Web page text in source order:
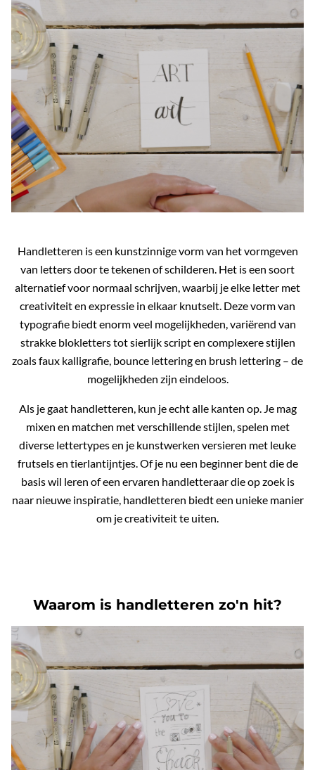
Handletteren is een kunstzinnige vorm van het vormgeven
van letters door te tekenen of schilderen. Het is een soort
alternatief voor normaal schrijven, waarbij je elke letter met
creativiteit en expressie in elkaar knutselt. Deze vorm van
typografie biedt enorm veel mogelijkheden, variërend van
strakke blokletters tot sierlijk script en complexere stijlen
zoals faux kalligrafie, bounce lettering en brush lettering – de
mogelijkheden zijn eindeloos.
Als je gaat handletteren, kun je echt alle kanten op. Je mag
mixen en matchen met verschillende stijlen, spelen met
diverse lettertypes en je kunstwerken versieren met leuke
frutsels en tierlantijntjes. Of je nu een beginner bent die de
basis wil leren of een ervaren handletteraar die op zoek is
naar nieuwe inspiratie, handletteren biedt een unieke manier
om je creativiteit te uiten.
Waarom is handletteren zo'n hit?